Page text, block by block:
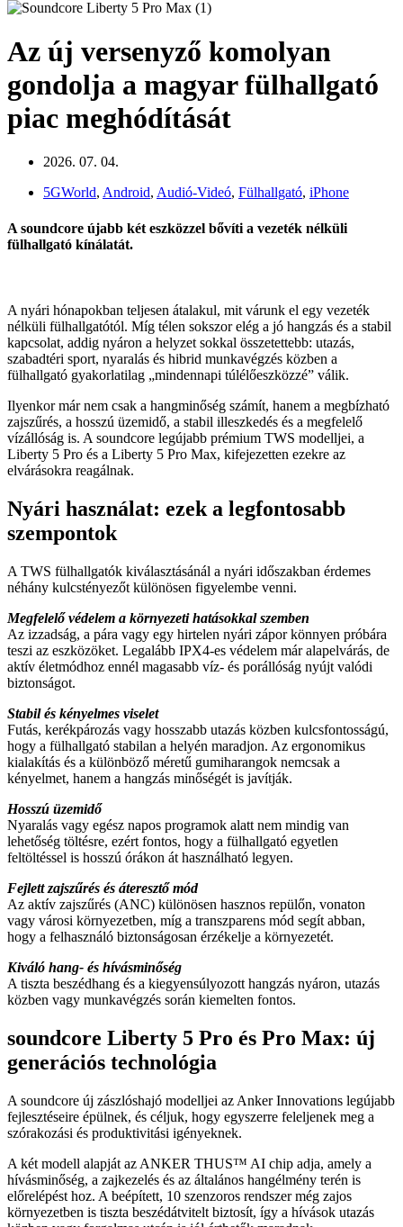
Az új versenyző komolyan
gondolja a magyar fülhallgató
piac meghódítását
2026. 07. 04.
5GWorld, Android, Audió-Videó, Fülhallgató, iPhone
A soundcore újabb két eszközzel bővíti a vezeték nélküli
fülhallgató kínálatát.
A nyári hónapokban teljesen átalakul, mit várunk el egy vezeték
nélküli fülhallgatótól. Míg télen sokszor elég a jó hangzás és a stabil
kapcsolat, addig nyáron a helyzet sokkal összetettebb: utazás,
szabadtéri sport, nyaralás és hibrid munkavégzés közben a
fülhallgató gyakorlatilag „mindennapi túlélőeszközzé” válik.
Ilyenkor már nem csak a hangminőség számít, hanem a megbízható
zajszűrés, a hosszú üzemidő, a stabil illeszkedés és a megfelelő
vízállóság is. A soundcore legújabb prémium TWS modelljei, a
Liberty 5 Pro és a Liberty 5 Pro Max, kifejezetten ezekre az
elvárásokra reagálnak.
Nyári használat: ezek a legfontosabb
szempontok
A TWS fülhallgatók kiválasztásánál a nyári időszakban érdemes
néhány kulcstényezőt különösen figyelembe venni.
Megfelelő védelem a környezeti hatásokkal szemben
Az izzadság, a pára vagy egy hirtelen nyári zápor könnyen próbára
teszi az eszközöket. Legalább IPX4-es védelem már alapelvárás, de
aktív életmódhoz ennél magasabb víz- és porállóság nyújt valódi
biztonságot.
Stabil és kényelmes viselet
Futás, kerékpározás vagy hosszabb utazás közben kulcsfontosságú,
hogy a fülhallgató stabilan a helyén maradjon. Az ergonomikus
kialakítás és a különböző méretű gumiharangok nemcsak a
kényelmet, hanem a hangzás minőségét is javítják.
Hosszú üzemidő
Nyaralás vagy egész napos programok alatt nem mindig van
lehetőség töltésre, ezért fontos, hogy a fülhallgató egyetlen
feltöltéssel is hosszú órákon át használható legyen.
Fejlett zajszűrés és áteresztő mód
Az aktív zajszűrés (ANC) különösen hasznos repülőn, vonaton
vagy városi környezetben, míg a transzparens mód segít abban,
hogy a felhasználó biztonságosan érzékelje a környezetét.
Kiváló hang- és hívásminőség
A tiszta beszédhang és a kiegyensúlyozott hangzás nyáron, utazás
közben vagy munkavégzés során kiemelten fontos.
soundcore Liberty 5 Pro és Pro Max: új
generációs technológia
A soundcore új zászlóshajó modelljei az Anker Innovations legújabb
fejlesztéseire épülnek, és céljuk, hogy egyszerre feleljenek meg a
szórakozási és produktivitási igényeknek.
A két modell alapját az ANKER THUS™ AI chip adja, amely a
hívásminőség, a zajkezelés és az általános hangélmény terén is
előrelépést hoz. A beépített, 10 szenzoros rendszer még zajos
környezetben is tiszta beszédátvitelt biztosít, így a hívások utazás